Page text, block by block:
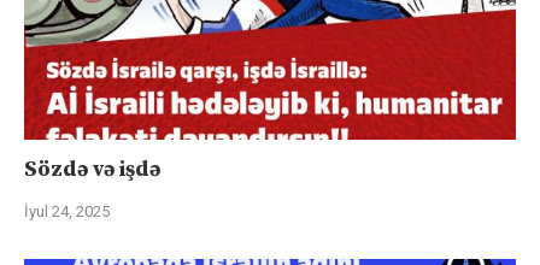
Sözdə və işdə
İyul 24, 2025